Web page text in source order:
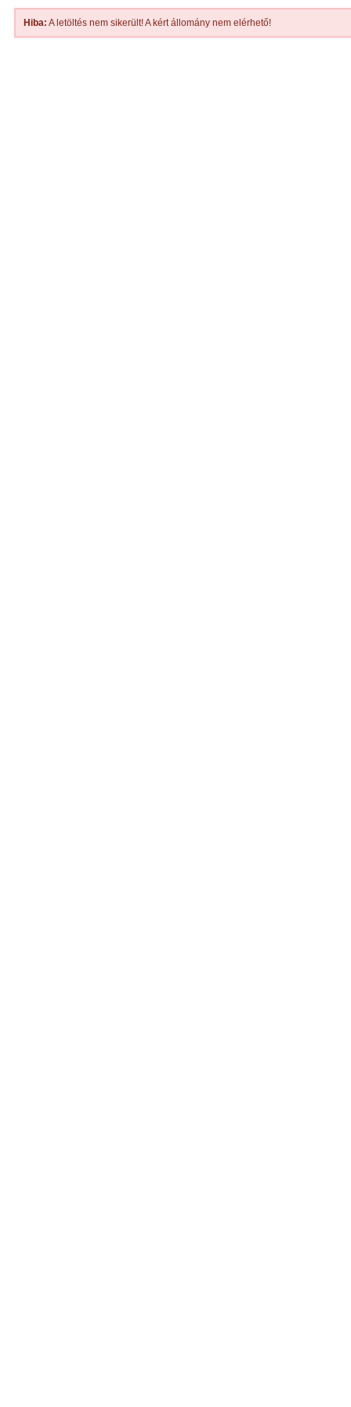
Hiba: A letöltés nem sikerült! A kért állomány nem elérhető!